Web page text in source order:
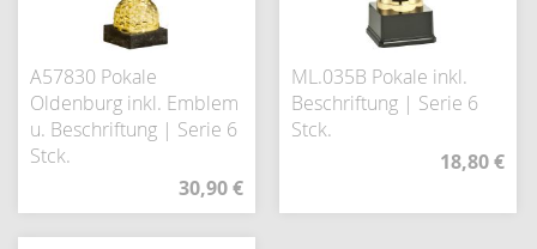
A57830 Pokale
Oldenburg inkl. Emblem
u. Beschriftung | Serie 6
Stck.
30,90 €
ML.035B Pokale inkl.
Beschriftung | Serie 6
Stck.
18,80 €